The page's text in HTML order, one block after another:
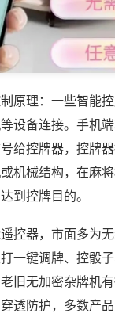
原理：一些智能
设备连接。手机
给控牌器，控牌
机械结构，在麻
到控牌目的。
控器，市面多为
一键调牌、控骰子
旧无加密杂牌机
透防护，多数产